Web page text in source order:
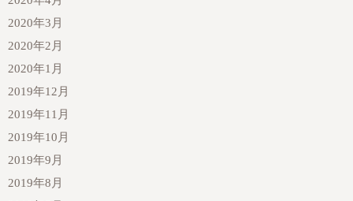
2020年3月
2020年2月
2020年1月
2019年12月
2019年11月
2019年10月
2019年9月
2019年8月